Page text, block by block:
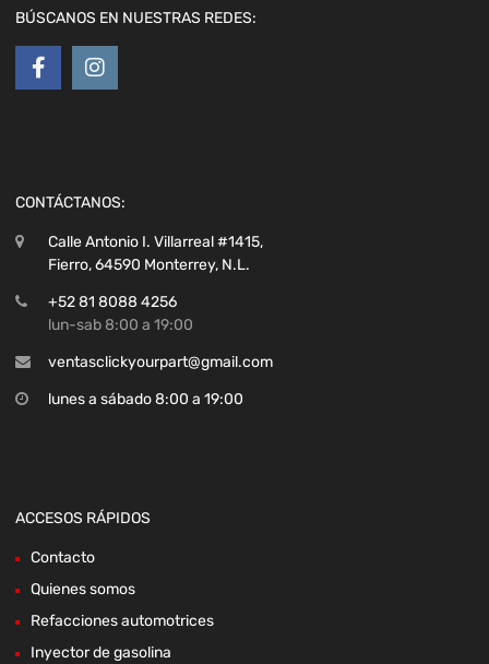
BÚSCANOS EN NUESTRAS REDES:
CONTÁCTANOS:
Calle Antonio I. Villarreal #1415,
Fierro, 64590 Monterrey, N.L.
+52 81 8088 4256
lun-sab 8:00 a 19:00
ventasclickyourpart@gmail.com
lunes a sábado 8:00 a 19:00
ACCESOS RÁPIDOS
Contacto
Quienes somos
Refacciones automotrices
Inyector de gasolina